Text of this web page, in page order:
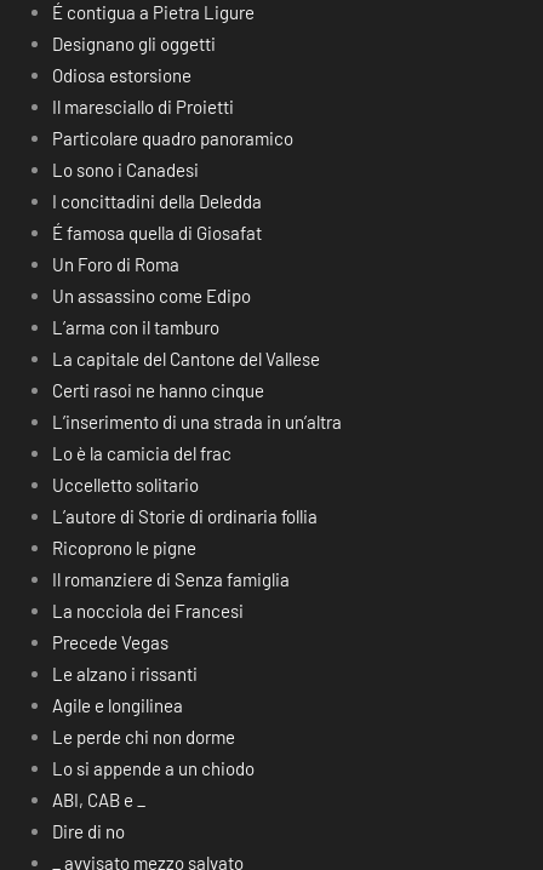
É contigua a Pietra Ligure
Designano gli oggetti
Odiosa estorsione
Il maresciallo di Proietti
Particolare quadro panoramico
Lo sono i Canadesi
I concittadini della Deledda
É famosa quella di Giosafat
Un Foro di Roma
Un assassino come Edipo
L’arma con il tamburo
La capitale del Cantone del Vallese
Certi rasoi ne hanno cinque
L’inserimento di una strada in un’altra
Lo è la camicia del frac
Uccelletto solitario
L’autore di Storie di ordinaria follia
Ricoprono le pigne
Il romanziere di Senza famiglia
La nocciola dei Francesi
Precede Vegas
Le alzano i rissanti
Agile e longilinea
Le perde chi non dorme
Lo si appende a un chiodo
ABI, CAB e _
Dire di no
_ avvisato mezzo salvato